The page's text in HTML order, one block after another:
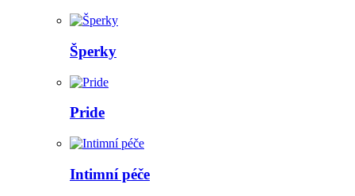
Šperky
Pride
Intimní péče